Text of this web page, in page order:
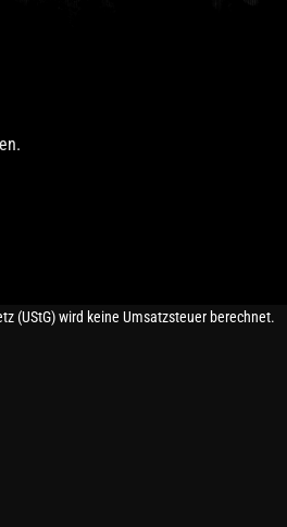
(UStG) wird keine Umsatzsteuer berechnet.